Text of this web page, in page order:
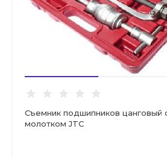
Съемник подшипников цанговый
молотком JTC